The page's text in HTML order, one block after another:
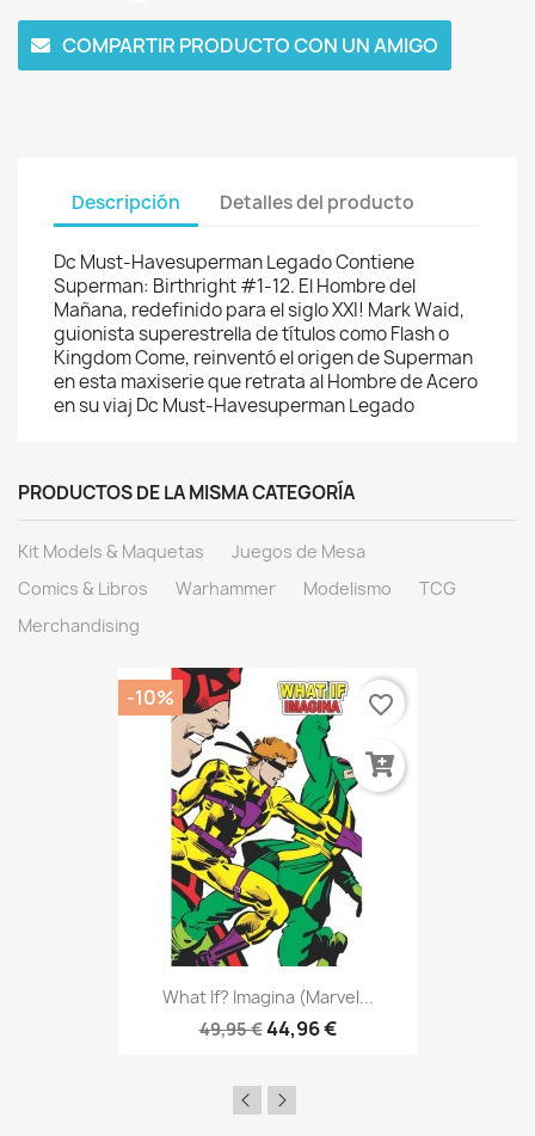
COMPARTIR PRODUCTO CON UN AMIGO
Descripción Detalles del producto
Dc Must-Havesuperman Legado Contiene
Superman: Birthright #1-12. El Hombre del
Mañana, redefinido para el siglo XXI! Mark Waid,
guionista superestrella de títulos como Flash o
Kingdom Come, reinventó el origen de Superman
en esta maxiserie que retrata al Hombre de Acero
en su viaj Dc Must-Havesuperman Legado
PRODUCTOS DE LA MISMA CATEGORÍA
Kit Models & Maquetas
Juegos de Mesa
Comics & Libros
Warhammer Modelismo
TCG
Merchandising
What If? Imagina (Marvel...
49,95 €44,96 €
-10% favorite_border